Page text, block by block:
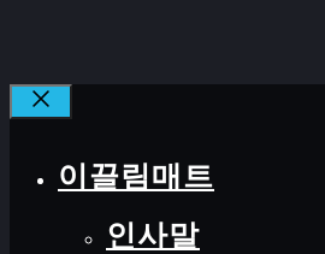
이끌림매트
인사말